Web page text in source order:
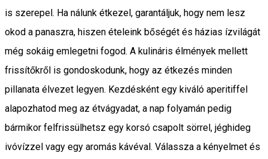
is szerepel. Ha nálunk étkezel, garantáljuk, hogy nem lesz
okod a panaszra, hiszen ételeink bőségét és házias ízvilágát
még sokáig emlegetni fogod. A kulináris élmények mellett
frissítőkről is gondoskodunk, hogy az étkezés minden
pillanata élvezet legyen. Kezdésként egy kiváló aperitiffel
alapozhatod meg az étvágyadat, a nap folyamán pedig
bármikor felfrissülhetsz egy korsó csapolt sörrel, jéghideg
ivóvízzel vagy egy aromás kávéval. Válassza a kényelmet és